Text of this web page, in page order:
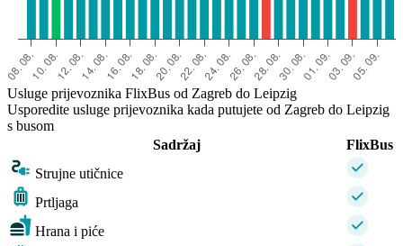
Usluge prijevoznika FlixBus od Zagreb do Leipzig
Usporedite usluge prijevoznika kada putujete od Zagreb do Leipzig
s busom
Sadržaj
FlixBus
Strujne utičnice
Prtljaga
Hrana i piće